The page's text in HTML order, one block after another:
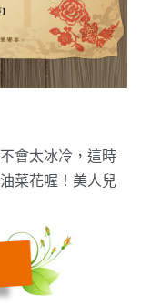
會太冰冷，這時
菜花喔！美人兒